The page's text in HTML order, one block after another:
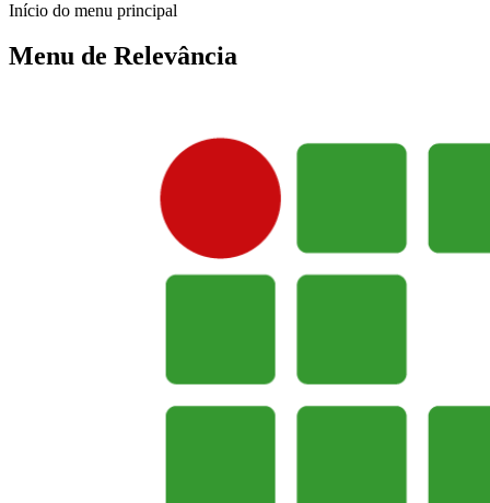
Início do menu principal
Menu de Relevância